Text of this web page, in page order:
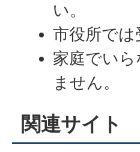
い。
市役所で
家庭でい
ません。
関連サイト